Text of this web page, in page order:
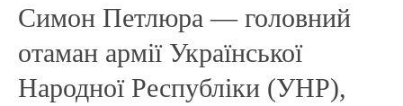
Симон Петлюра — головний
отаман армії Української
Народної Республіки (УНР),